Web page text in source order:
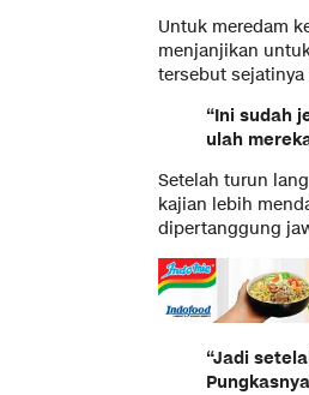
Untuk meredam
menjanjikan
tersebut sejatinya
“Ini sudah
ulah
Setelah turun
kajian lebih
dipertanggung
“Jadi
Pungkasnya